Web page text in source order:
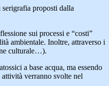
proposti dalla
sui processi e “costi”
ambientale. Inoltre, attraverso i
culturale…).
a base acqua, ma essendo
verranno svolte nel